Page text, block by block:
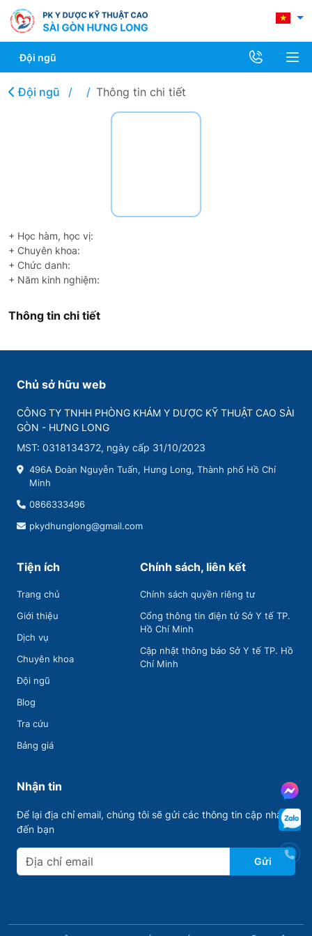
Đội ngũ
Đội ngũ Thông tin chi tiết
+ Học hàm, học vị:
+ Chuyên khoa:
+ Chức danh:
+ Năm kinh nghiệm:
Thông tin chi tiết
Chủ sở hữu web
CÔNG TY TNHH PHÒNG KHÁM Y DƯỢC KỸ THUẬT CAO SÀI
GÒN - HƯNG LONG
MST: 0318134372, ngày cấp 31/10/2023
496A Đoàn Nguyễn Tuấn, Hưng Long, Thành phố Hồ Chí
Minh
0866333496
pkydhunglong@gmail.com
Tiện ích
Trang chủ
Giới thiệu
Dịch vụ
Chuyên khoa
Đội ngũ
Blog
Tra cứu
Bảng giá
Chính sách, liên kết
Chính sách quyền riêng tư
Cổng thông tin điện tử Sở Y tế TP.
Hồ Chí Minh
Cập nhật thông báo Sở Y tế TP. Hồ
Chí Minh
Nhận tin
Để lại địa chỉ email, chúng tôi sẽ gửi các thông tin cập nhập
đến bạn
Gửi